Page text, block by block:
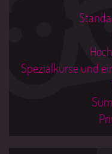
Spezialkurse und